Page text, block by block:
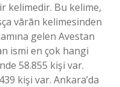
kelimedir. Bu kelime,
vārān kelimesinden
gelen Avestan
ismi en çok hangi
58.855 kişi var.
kişi var. Ankara’da